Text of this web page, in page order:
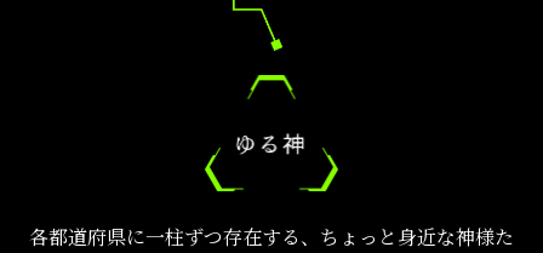
各都道府県に一柱ずつ存在する、ちょっと身近な神様た